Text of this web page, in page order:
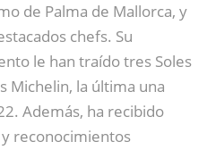
de Palma de Mallorca, y
chefs. Su
le han traído tres Soles
Michelin, la última una
Además, ha recibido
reconocimientos